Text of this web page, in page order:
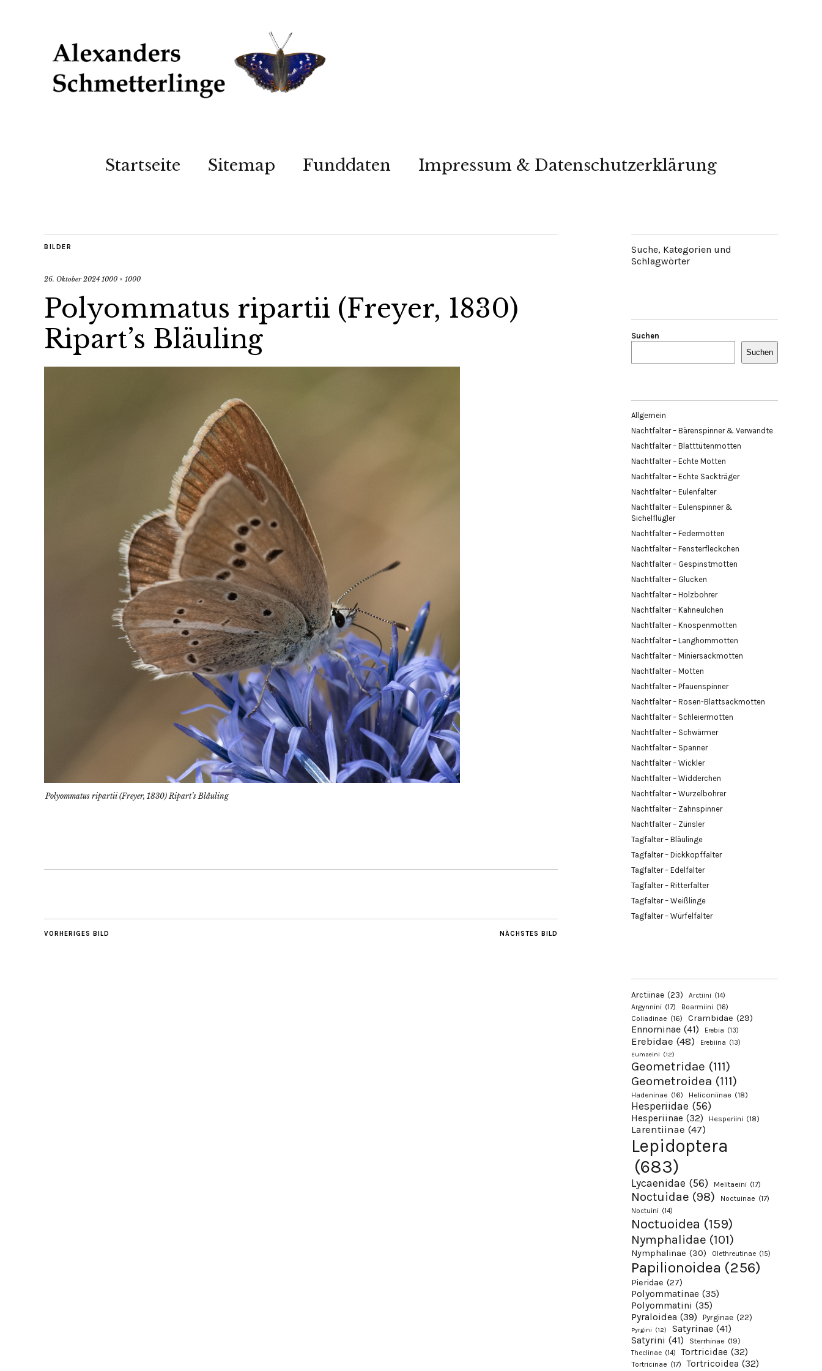
Startseite Sitemap Funddaten Impressum & Datenschutzerklärung
BILDER
26. Oktober 2024 1000 × 1000
Polyommatus ripartii (Freyer, 1830)
Ripart’s Bläuling
Polyommatus ripartii (Freyer, 1830) Ripart’s Bläuling
NÄCHSTES BILD
VORHERIGES BILD
Suche, Kategorien und
Schlagwörter
Suchen
Suchen
Allgemein
Nachtfalter – Bärenspinner & Verwandte
Nachtfalter – Blatttütenmotten
Nachtfalter – Echte Motten
Nachtfalter – Echte Sackträger
Nachtfalter – Eulenfalter
Nachtfalter – Eulenspinner &
Sichelflügler
Nachtfalter – Federmotten
Nachtfalter – Fensterfleckchen
Nachtfalter – Gespinstmotten
Nachtfalter – Glucken
Nachtfalter – Holzbohrer
Nachtfalter – Kahneulchen
Nachtfalter – Knospenmotten
Nachtfalter – Langhornmotten
Nachtfalter – Miniersackmotten
Nachtfalter – Motten
Nachtfalter – Pfauenspinner
Nachtfalter – Rosen-Blattsackmotten
Nachtfalter – Schleiermotten
Nachtfalter – Schwärmer
Nachtfalter – Spanner
Nachtfalter – Wickler
Nachtfalter – Widderchen
Nachtfalter – Wurzelbohrer
Nachtfalter – Zahnspinner
Nachtfalter – Zünsler
Tagfalter – Bläulinge
Tagfalter – Dickkopffalter
Tagfalter – Edelfalter
Tagfalter – Ritterfalter
Tagfalter – Weißlinge
Tagfalter – Würfelfalter
Arctiinae (23) Arctiini (14)
Argynnini (17) Boarmiini (16)
Coliadinae (16) Crambidae (29)
Ennominae (41) Erebia (13)
Erebidae (48) Erebiina (13)
Eumaeini (12)
Geometridae (111)
Geometroidea (111)
Hadeninae (16) Heliconiinae (18)
Hesperiidae (56)
Hesperiinae (32) Hesperiini (18)
Larentiinae (47)
Lepidoptera
(683)
Lycaenidae (56) Melitaeini (17)
Noctuidae (98) Noctuinae (17)
Noctuini (14)
Noctuoidea (159)
Nymphalidae (101)
Nymphalinae (30) Olethreutinae (15)
Papilionoidea (256)
Pieridae (27)
Polyommatinae (35)
Polyommatini (35)
Pyraloidea (39) Pyrginae (22)
Pyrgini (12) Satyrinae (41)
Satyrini (41) Sterrhinae (19)
Theclinae (14) Tortricidae (32)
Tortricinae (17) Tortricoidea (32)